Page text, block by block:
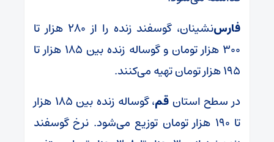
فارس‌
نشینان، گوسفند زنده را از ۲۸۰ هزار تا
۳۰۰ هزار تومان و
گوساله زنده بین ۱۸۵ هزار تا
۱۹۵ هزار تومان تهیه می‌کنند.
در سطح استانقم
، گوساله زنده بین ۱۸۵ هزار
تا ۱۹۰ هزار تومان توزیع می‌شود. نرخ گوسفند